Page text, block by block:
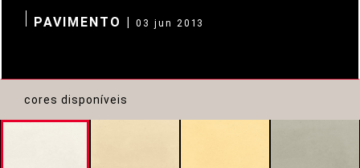
PAVIMENTO | 03 jun 2013
cores disponíveis